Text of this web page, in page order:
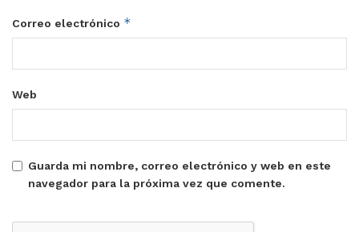
Correo electrónico *
Web
Guarda mi nombre, correo electrónico y web en este
navegador para la próxima vez que comente.